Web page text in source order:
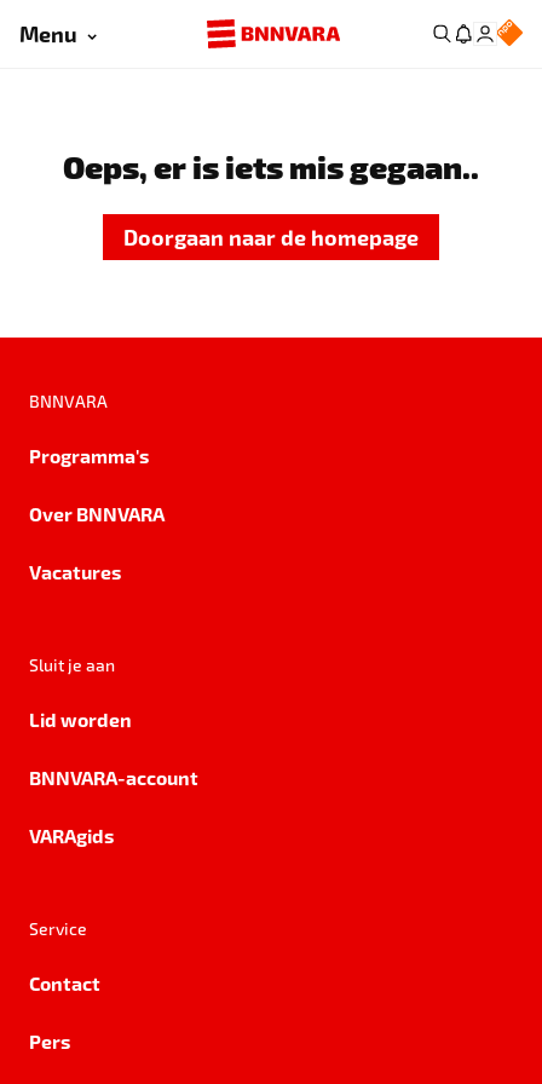
Menu
Oeps, er is iets mis gegaan..
Doorgaan naar de homepage
BNNVARA
Programma's
Over BNNVARA
Vacatures
Sluit je aan
Lid worden
BNNVARA-account
VARAgids
Service
Contact
Pers